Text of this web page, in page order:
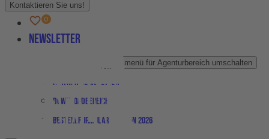
Kontaktieren Sie uns!
Newsletter
Untermenü für Agenturbereich umschalten
Downloadbereich
Bestellformular Magazin 2026